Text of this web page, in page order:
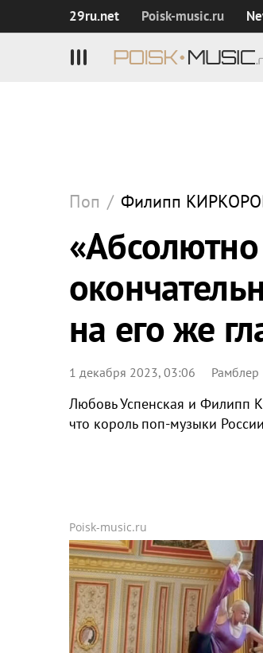
29ru.net Poisk‑music.ru
Поп / Филипп
на его же
1 декабря 2023, 03:06 Рамблер
Любовь Успенская и Филипп
что король поп-музыки
Poisk-music.ru